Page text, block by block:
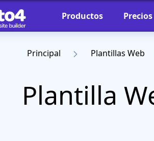
Productos Precios
Principal Plantillas Web
Plantilla